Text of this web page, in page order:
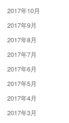
2017年10月
2017年9月
2017年8月
2017年7月
2017年6月
2017年5月
2017年4月
2017年3月